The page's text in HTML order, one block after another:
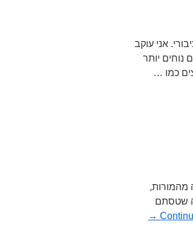
אני עוקב
נוחים יותר
כמו …
מהמורות,
ותודה שטסתם
→